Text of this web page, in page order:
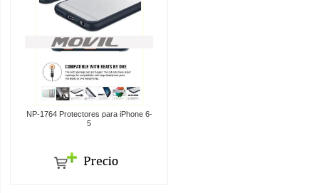
NP-1764 Protectores para iPhone 6-
5